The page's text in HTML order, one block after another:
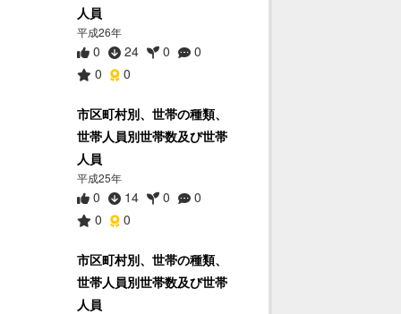
人員
平成26年
0 24 0
0
0
0
市区町村別、世帯の種類、
世帯人員別世帯数及び世帯
人員
平成25年
0 14 0
0
0
0
市区町村別、世帯の種類、
世帯人員別世帯数及び世帯
人員